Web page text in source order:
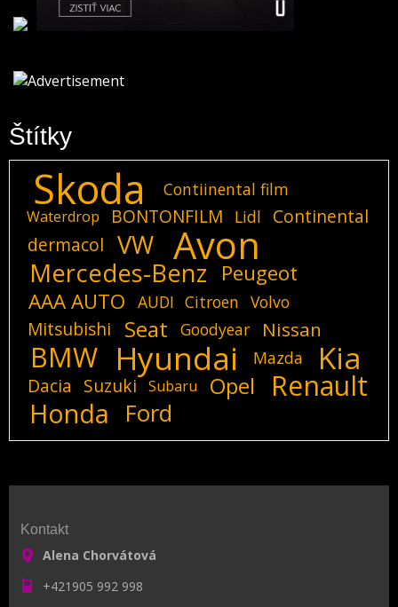
Štítky
Skoda Contiinental film
Waterdrop BONTONFILM Lidl
Continental
dermacol
VW Avon
Mercedes-Benz
Peugeot
AAA AUTO
AUDI Citroen Volvo
Mitsubishi Seat Goodyear Nissan
BMW Hyundai Mazda Kia
Dacia Suzuki Subaru Opel Renault
Honda Ford
Kontakt
Alena Chorvátová
+421905 992 998